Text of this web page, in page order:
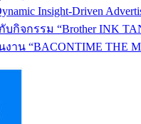
Insight-Driven
กิจกรรม “Brother INK
งาน “BACONTIME THE